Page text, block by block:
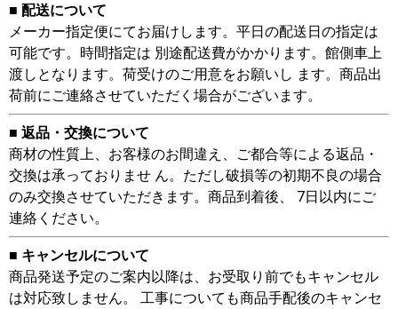
■ 配送について
メーカー指定便にてお届けします。平日の配送日の指定は
可能です。時間指定は 別途配送費がかかります。館側車上
渡しとなります。荷受けのご用意をお願いし ます。商品出
荷前にご連絡させていただく場合がございます。
■ 返品・交換について
商材の性質上、お客様のお間違え、ご都合等による返品・
交換は承っておりませ ん。ただし破損等の初期不良の場合
のみ交換させていただきます。商品到着後、 7日以内にご
連絡ください。
■ キャンセルについて
商品発送予定のご案内以降は、お受取り前でもキャンセル
は対応致しません。 工事についても商品手配後のキャンセ